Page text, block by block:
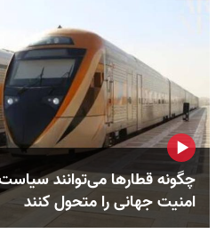
چگونه قطارها می‌توانند
امنیت جهانی را متحول کنند